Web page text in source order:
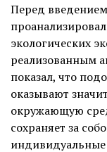
Перед
экологических
реализованным
показал, что
оказывают
окружающую
сохраняет за